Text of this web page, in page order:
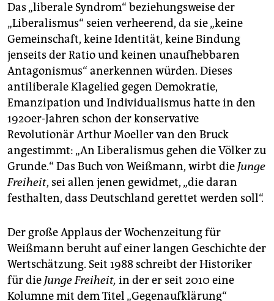
Das „liberale Syndrom“ beziehungsweise der
„Liberalismus“ seien verheerend, da sie „keine
Gemeinschaft, keine Identität, keine Bindung
jenseits der Ratio und keinen unaufhebbaren
Antagonismus“ anerkennen würden. Dieses
antiliberale Klagelied gegen Demokratie,
Emanzipation und Individualismus hatte in den
1920er-Jahren schon der konservative
Revolutionär Arthur Moeller van den Bruck
angestimmt: „An Liberalismus gehen die Völker zu
Grunde.“ Das Buch von Weißmann, wirbt die Junge
Freiheit, sei allen jenen gewidmet, „die daran
festhalten, dass Deutschland gerettet werden soll“.
Der große Applaus der Wochenzeitung für
Weißmann beruht auf einer langen Geschichte der
Wertschätzung. Seit 1988 schreibt der Historiker
für die Junge Freiheit, in der er seit 2010 eine
Kolumne mit dem Titel „Gegenaufklärung“